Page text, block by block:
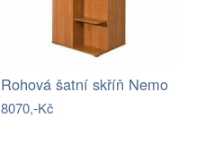
Rohová šatní skříň Nemo
8070,-Kč